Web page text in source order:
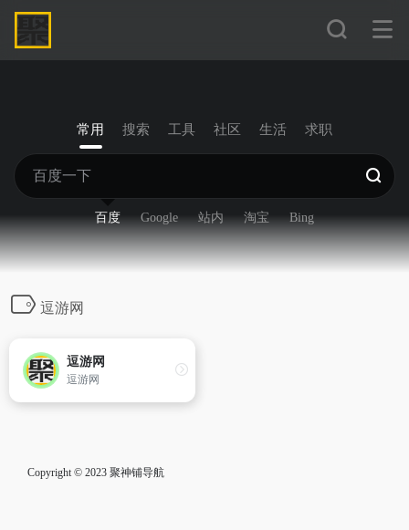
常用 搜索 工具 社区 生活 求职
百度 Google 站内 淘宝 Bing
逗游网
逗游网
逗游网
Copyright © 2023 聚神铺导航